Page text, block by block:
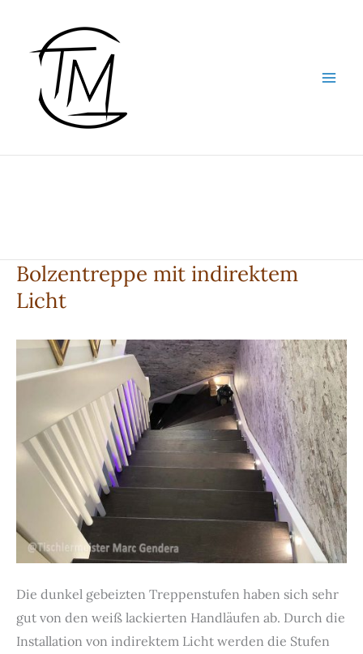
springen
Bolzentreppe mit indirektem
Licht
Die dunkel gebeizten Treppenstufen haben sich sehr
gut von den weiß lackierten Handläufen ab. Durch die
Installation von indirektem Licht werden die Stufen